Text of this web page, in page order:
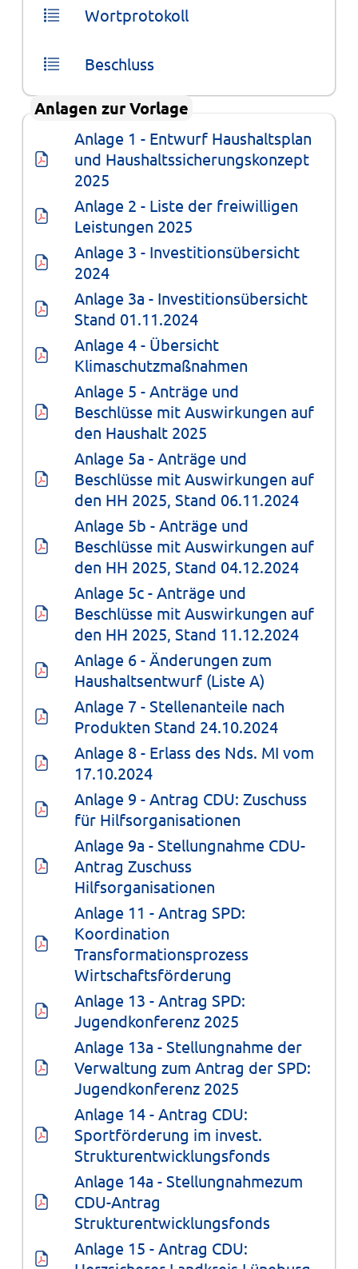
Wortprotokoll
Beschluss
Anlagen zur Vorlage
Anlage 1 - Entwurf Haushaltsplan
und Haushaltssicherungskonzept
2025
Anlage 2 - Liste der freiwilligen
Leistungen 2025
Anlage 3 - Investitionsübersicht
2024
Anlage 3a - Investitionsübersicht
Stand 01.11.2024
Anlage 4 - Übersicht
Klimaschutzmaßnahmen
Anlage 5 - Anträge und
Beschlüsse mit Auswirkungen auf
den Haushalt 2025
Anlage 5a - Anträge und
Beschlüsse mit Auswirkungen auf
den HH 2025, Stand 06.11.2024
Anlage 5b - Anträge und
Beschlüsse mit Auswirkungen auf
den HH 2025, Stand 04.12.2024
Anlage 5c - Anträge und
Beschlüsse mit Auswirkungen auf
den HH 2025, Stand 11.12.2024
Anlage 6 - Änderungen zum
Haushaltsentwurf (Liste A)
Anlage 7 - Stellenanteile nach
Produkten Stand 24.10.2024
Anlage 8 - Erlass des Nds. MI vom
17.10.2024
Anlage 9 - Antrag CDU: Zuschuss
für Hilfsorganisationen
Anlage 9a - Stellungnahme CDU-
Antrag Zuschuss
Hilfsorganisationen
Anlage 11 - Antrag SPD:
Koordination
Transformationsprozess
Wirtschaftsförderung
Anlage 13 - Antrag SPD:
Jugendkonferenz 2025
Anlage 13a - Stellungnahme der
Verwaltung zum Antrag der SPD:
Jugendkonferenz 2025
Anlage 14 - Antrag CDU:
Sportförderung im invest.
Strukturentwicklungsfonds
Anlage 14a - Stellungnahmezum
CDU-Antrag
Strukturentwicklungsfonds
Anlage 15 - Antrag CDU: